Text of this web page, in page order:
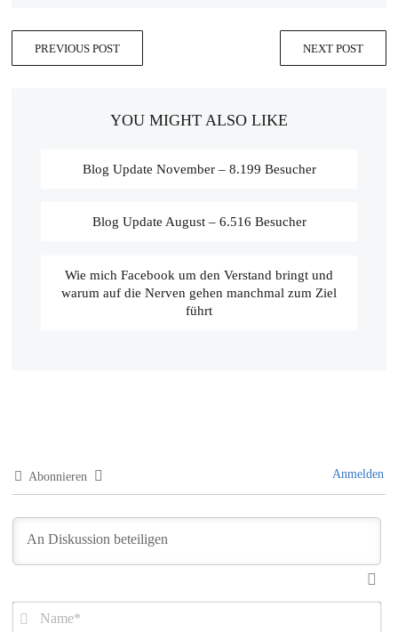
PREVIOUS POST NEXT POST
YOU MIGHT ALSO LIKE
Blog Update November – 8.199 Besucher
Blog Update August – 6.516 Besucher
Wie mich Facebook um den Verstand bringt und
warum auf die Nerven gehen manchmal zum Ziel
führt
Abonnieren Anmelden